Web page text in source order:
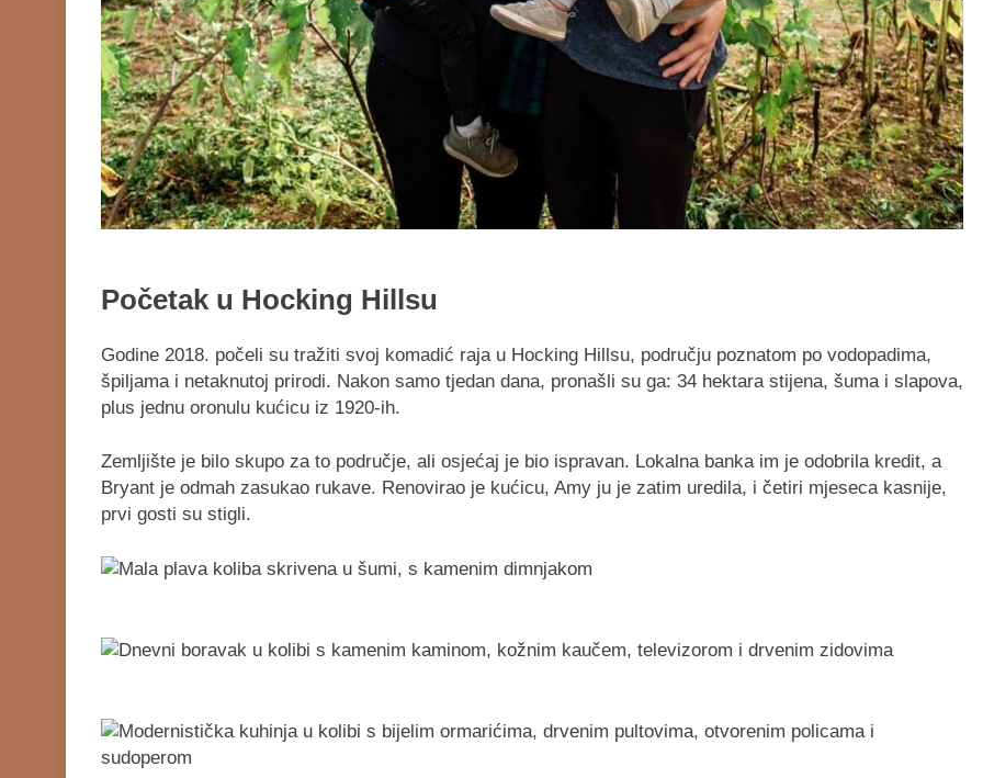
Početak u Hocking Hillsu
Godine 2018. počeli su tražiti svoj komadić raja u Hocking Hillsu, području poznatom po vodopadima,
špiljama i netaknutoj prirodi. Nakon samo tjedan dana, pronašli su ga: 34 hektara stijena, šuma i slapova,
plus jednu oronulu kućicu iz 1920-ih.
Zemljište je bilo skupo za to područje, ali osjećaj je bio ispravan. Lokalna banka im je odobrila kredit, a
Bryant je odmah zasukao rukave. Renovirao je kućicu, Amy ju je zatim uredila, i četiri mjeseca kasnije,
prvi gosti su stigli.